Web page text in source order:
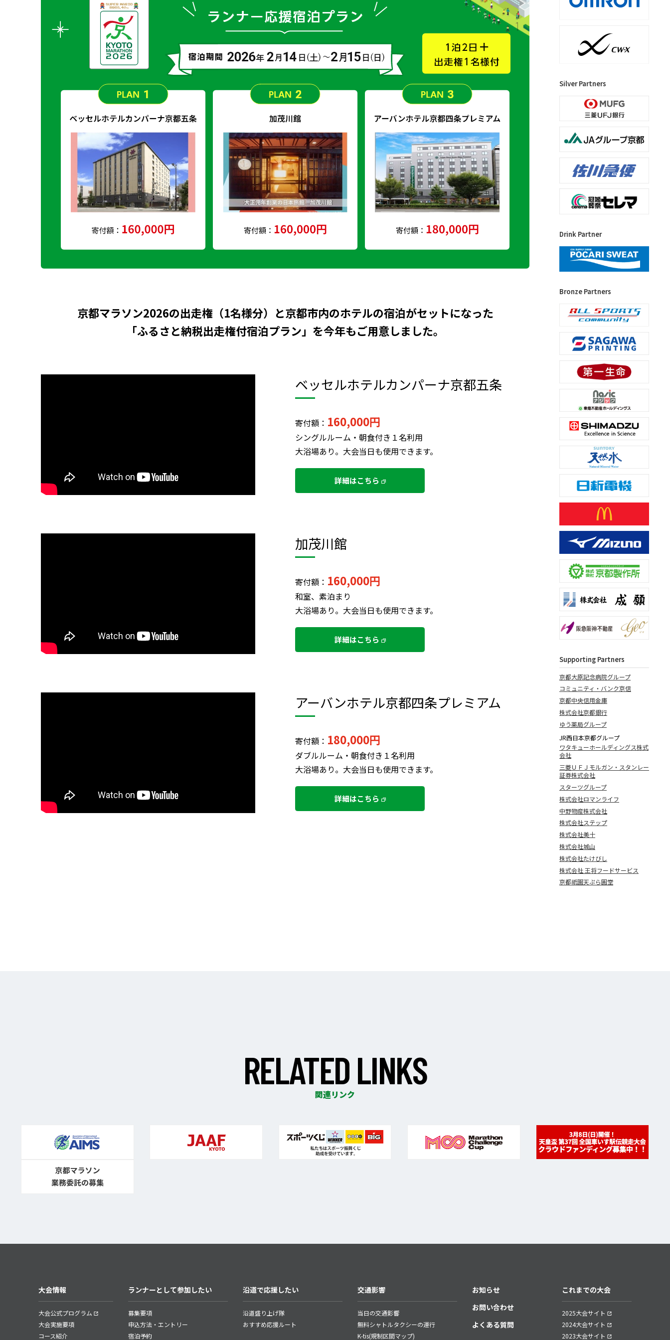
京都マラソン2026の出走権（1名様分）と京都市内のホテルの宿泊がセットになった
「ふるさと納税出走権付宿泊プラン」を今年もご用意しました。
ベッセルホテルカンパーナ京都五条
寄付額： 160,000円
シングルルーム・朝食付き１名利用
大浴場あり。大会当日も使用できます。
詳細はこちら
加茂川館
寄付額： 160,000円
和室、素泊まり
大浴場あり。大会当日も使用できます。
詳細はこちら
アーバンホテル京都四条プレミアム
寄付額： 180,000円
ダブルルーム・朝食付き１名利用
大浴場あり。大会当日も使用できます。
詳細はこちら
Silver Partners
Drink Partner
Bronze Partners
Supporting Partners
京都大原記念病院グループ
コミュニティ・バンク京信
京都中央信用金庫
株式会社京都銀行
ゆう薬局グループ
JR西日本京都グループ
ワタキューホールディングス株式
会社
三菱ＵＦＪモルガン・スタンレー
証券株式会社
スターツグループ
株式会社ロマンライフ
中野物産株式会社
株式会社ステップ
株式会社美十
株式会社城山
株式会社たけびし
株式会社 王将フードサービス
京都祇園天ぷら圓堂
RELATEDLINKS
関連リンク
大会情報
大会公式プログラム
大会実施要項
コース紹介
ランナーとして参加したい
募集要項
申込方法・エントリー
宿泊予約
沿道で応援したい
沿道盛り上げ隊
おすすめ応援ルート
交通影響
当日の交通影響
無料シャトルタクシーの運行
K-tis(規制区間マップ)
お知らせ
お問い合わせ
よくある質問
これまでの大会
2025大会サイト
2024大会サイト
2023大会サイト